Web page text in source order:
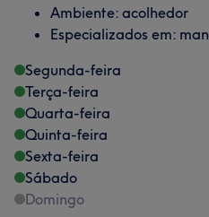
Ambiente: acolhedor
Especializados em:
Segunda-feira
Terça-feira
Quarta-feira
Quinta-feira
Sexta-feira
Sábado
Domingo